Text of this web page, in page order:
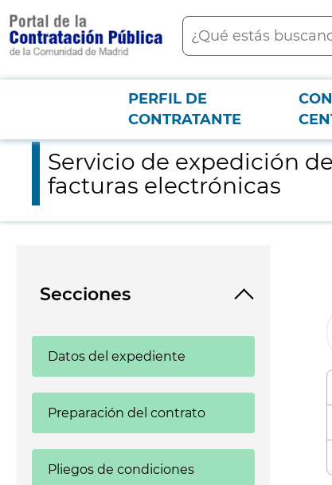
contenido
principal
Buscar
Menú PCON
PERFIL DE
CONTRATANTE
Servicio de expedición de sellos electrónicos
Servicio de expedición
facturas electrónicas
Secciones
Datos del expediente
Preparación del contrato
Pliegos de condiciones